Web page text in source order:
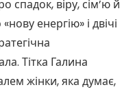
спадок, віру, сім’ю й
енергію» і двічі
Тітка Галина
жінки, яка думає,